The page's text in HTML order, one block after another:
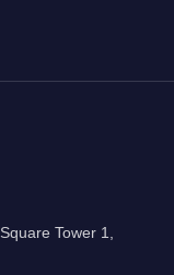
Tower 1,